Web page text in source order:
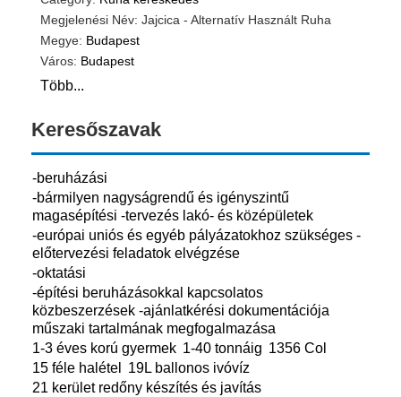
Megjelenési Név: Jajcica - Alternatív Használt Ruha
Megye: Budapest
Város: Budapest
Több...
Keresőszavak
-beruházási
-bármilyen nagyságrendű és igényszintű
magasépítési -tervezés lakó- és középületek
-európai uniós és egyéb pályázatokhoz szükséges -
előtervezési feladatok elvégzése
-oktatási
-építési beruházásokkal kapcsolatos
közbeszerzések -ajánlatkérési dokumentációja
műszaki tartalmának megfogalmazása
1-3 éves korú gyermek 1-40 tonnáig 1356 Col
15 féle halétel
19L ballonos ivóvíz
21 kerület redőny készítés és javítás